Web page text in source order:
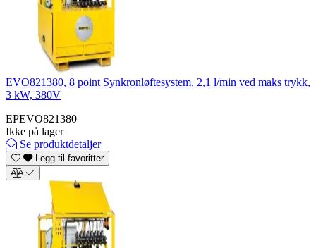
EVO821380, 8 point Synkronløftesystem, 2,1 l/min ved maks trykk,
3 kW, 380V
EPEVO821380
Ikke på lager
Se produktdetaljer
Legg til favoritter